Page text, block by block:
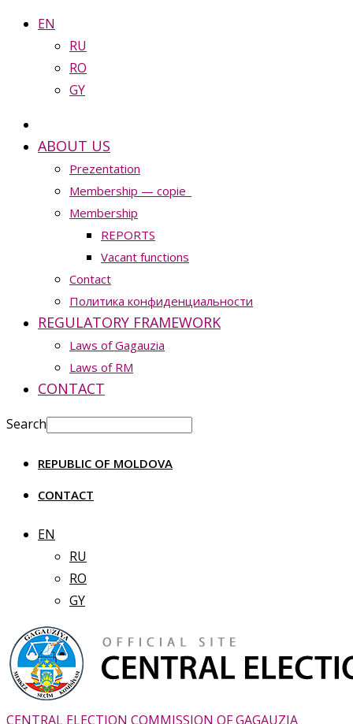
EN
RU
RO
GY
ABOUT US
Prezentation
Membership — copie_
Membership
REPORTS
Vacant functions
Contact
Политика конфиденциальности
REGULATORY FRAMEWORK
Laws of Gagauzia
Laws of RM
CONTACT
Search
REPUBLIC OF MOLDOVA
CONTACT
EN
RU
RO
GY
CENTRAL ELECTION COMMISSION OF GAGAUZIA